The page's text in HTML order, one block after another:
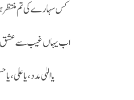
کس سہارے کی تم منتظر
اب یہاں غیب سے عشق
یا الہٰی مدد ، یا علی ،